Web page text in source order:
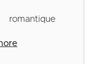
romantique